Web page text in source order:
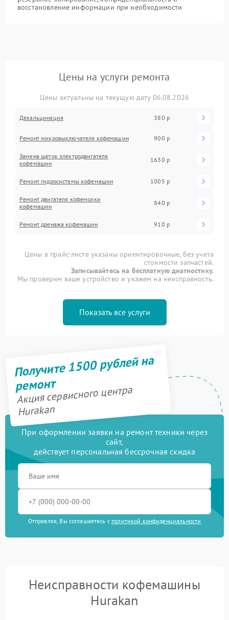
восстановление информации при необходимости
Цены на услуги ремонта
Цены актуальны на текущую дату 06.08.2026
Декальцинация 380 р
Ремонт микровыключателя кофемашин 900 р
Замена щеток электродвигателя
кофемашин
1630 р
Ремонт гидросистемы кофемашин 1005 р
Ремонт двигателя кофемолки
кофемашин
840 р
Ремонт дренажа кофемашин 910 р
Цены в прайс-листе указаны ориентировочные, без учета
стоимости запчастей.
Записывайтесь на бесплатную диагностику.
Мы проверим ваше устройство и укажем на неисправность.
Показать все услуги
Получите 1500 рублей на
ремонт
Акция сервисного центра
Hurakan
При оформлении заявки на ремонт техники через
сайт,
действует персональная бессрочная скидка
Отправляя, Вы соглашаетесь с политикой конфиденциальности
Неисправности кофемашины
Hurakan